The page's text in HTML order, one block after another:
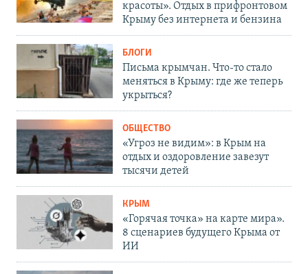
красоты». Отдых в прифронтовом
Крыму без интернета и бензина
БЛОГИ
Письма крымчан. Что-то стало
меняться в Крыму: где же теперь
укрыться?
ОБЩЕСТВО
«Угроз не видим»: в Крым на
отдых и оздоровление завезут
тысячи детей
КРЫМ
«Горячая точка» на карте мира».
8 сценариев будущего Крыма от
ИИ